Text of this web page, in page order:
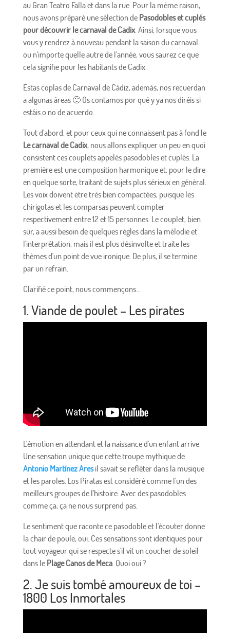
au Gran Teatro Falla et dans la rue. Pour la même raison,
nous avons préparé une sélection de Pasodobles et cuplés
pour découvrir le carnaval de Cadix. Ainsi, lorsque vous
vous y rendrez à nouveau pendant la saison du carnaval
ou n'importe quelle autre de l'année, vous saurez ce que
cela signifie pour les habitants de Cadix.
Estas coplas de Carnaval de Cádiz, además, nos recuerdan
a algunas áreas 🙂 Os contamos por qué y ya nos diréis si
estáis o no de acuerdo.
Tout d'abord, et pour ceux qui ne connaissent pas à fond le
Le carnaval de Cadix, nous allons expliquer un peu en quoi
consistent ces couplets appelés pasodobles et cuplés. La
première est une composition harmonique et, pour le dire
en quelque sorte, traitant de sujets plus sérieux en général.
Les voix doivent être très bien compactées, puisque les
chirigotas et les comparsas peuvent compter
respectivement entre 12 et 15 personnes. Le couplet, bien
sûr, a aussi besoin de quelques règles dans la mélodie et
l'interprétation, mais il est plus désinvolte et traite les
thèmes d'un point de vue ironique. De plus, il se termine
par un refrain.
Clarifié ce point, nous commençons…
1. Viande de poulet – Les pirates
L'émotion en attendant et la naissance d'un enfant arrive.
Une sensation unique que cette troupe mythique de
Antonio Martínez Aresil savait se refléter dans la musique
et les paroles. Los Piratas est considéré comme l'un des
meilleurs groupes de l'histoire. Avec des pasodobles
comme ça, ça ne nous surprend pas.
Le sentiment que raconte ce pasodoble et l'écouter donne
la chair de poule, oui. Ces sensations sont identiques pour
tout voyageur qui se respecte s'il vit un coucher de soleil
dans le Plage Canos de Meca. Quoi oui ?
2. Je suis tombé amoureux de toi –
1800 Los Inmortales